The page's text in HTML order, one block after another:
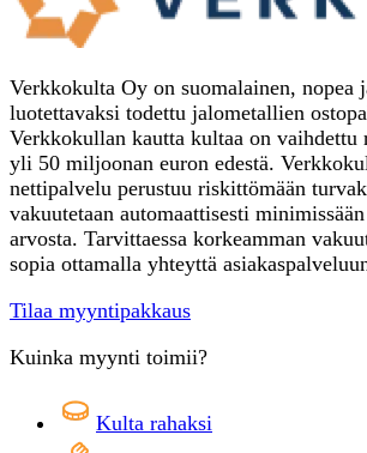
Verkkokulta Oy on suomalainen, nopea
luotettavaksi todettu jalometallien
Verkkokullan kautta kultaa on vaihdettu
yli 50 miljoonan euron edestä.
nettipalvelu perustuu riskittömään
vakuutetaan automaattisesti
arvosta. Tarvittaessa korkeamman
sopia ottamalla yhteyttä
Tilaa myyntipakkaus
Kuinka myynti toimii?
Kulta rahaksi